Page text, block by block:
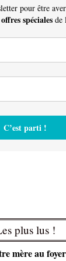
pour être
offres spéciales de
C’est parti !
plus lus !
mère au